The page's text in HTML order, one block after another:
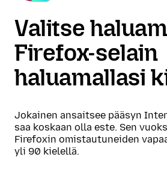
Valitse
Firefox-selain
haluamallasi
Jokainen ansaitsee pääsyn
saa koskaan olla este. Sen
Firefoxin omistautuneiden
yli 90 kielellä.